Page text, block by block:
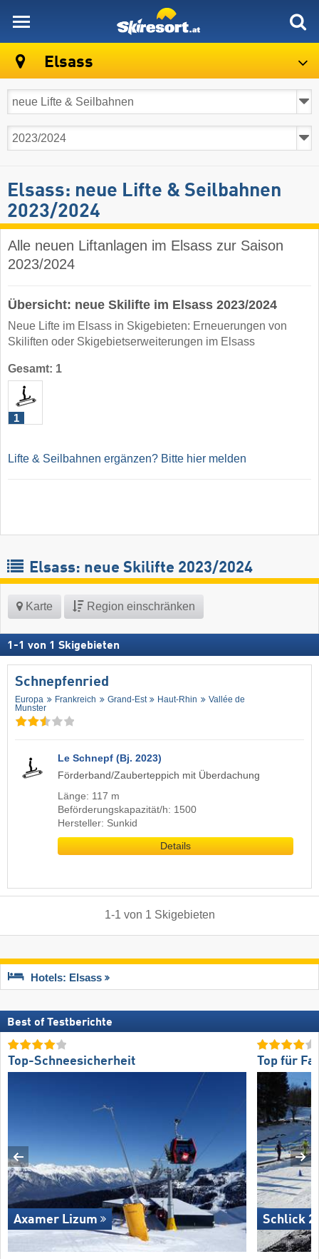
Elsass
Elsass: neue Lifte & Seilbahnen
2023/2024
Alle neuen Liftanlagen im Elsass zur Saison
2023/2024
Übersicht: neue Skilifte im Elsass 2023/2024
Neue Lifte im Elsass in Skigebieten: Erneuerungen von
Skiliften oder Skigebietserweiterungen im Elsass
Gesamt: 1
1
Lifte & Seilbahnen ergänzen? Bitte hier melden
Elsass: neue Skilifte 2023/2024
Karte Region einschränken
1 -1 von 1 Skigebieten
Schnepfenried
Europa Frankreich Grand-Est Haut-Rhin
Vallée de
Munster
Le Schnepf (Bj. 2023)
Förderband/Zauberteppich mit Überdachung
Länge: 117 m
Beförderungskapazität/h: 1500
Hersteller: Sunkid
Details
1-1 von 1 Skigebieten
Hotels: Elsass
Best of Testberichte
Top-Schneesicherheit
Axamer Lizum
Top für
Schlick